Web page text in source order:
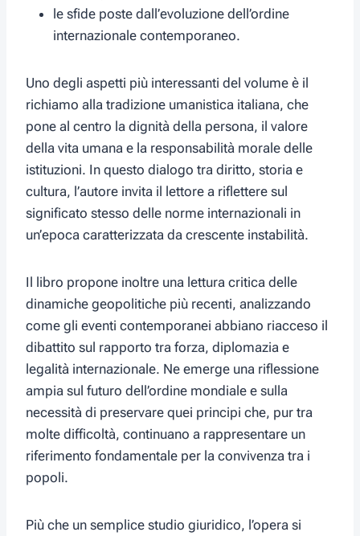
le sfide poste dall’evoluzione dell’ordine
internazionale contemporaneo.
Uno degli aspetti più interessanti del volume è il
richiamo alla tradizione umanistica italiana, che
pone al centro la dignità della persona, il valore
della vita umana e la responsabilità morale delle
istituzioni. In questo dialogo tra diritto, storia e
cultura, l’autore invita il lettore a riflettere sul
significato stesso delle norme internazionali in
un’epoca caratterizzata da crescente instabilità.
Il libro propone inoltre una lettura critica delle
dinamiche geopolitiche più recenti, analizzando
come gli eventi contemporanei abbiano riacceso il
dibattito sul rapporto tra forza, diplomazia e
legalità internazionale. Ne emerge una riflessione
ampia sul futuro dell’ordine mondiale e sulla
necessità di preservare quei principi che, pur tra
molte difficoltà, continuano a rappresentare un
riferimento fondamentale per la convivenza tra i
popoli.
Più che un semplice studio giuridico, l’opera si